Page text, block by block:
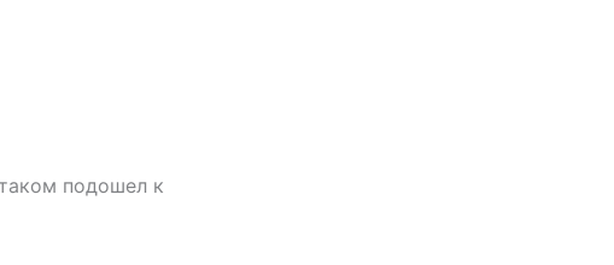
подошел к